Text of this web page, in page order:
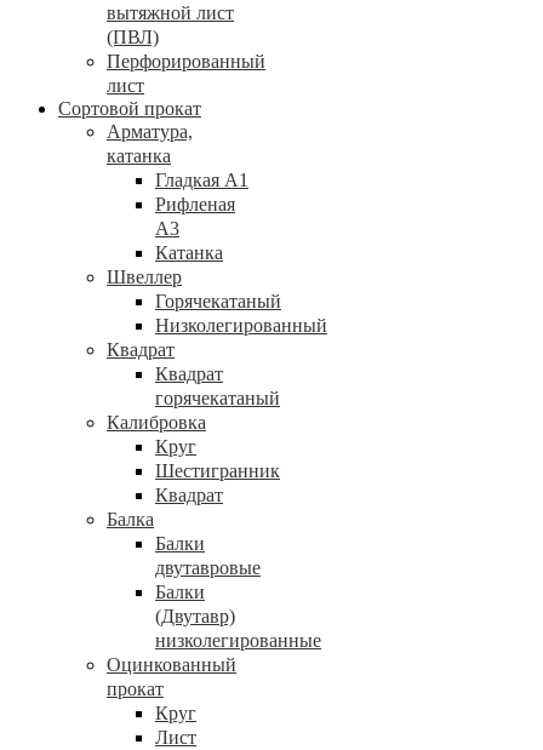
вытяжной лист
(ПВЛ)
Перфорированный
лист
Сортовой прокат
Арматура,
катанка
Гладкая А1
Рифленая
А3
Катанка
Швеллер
Горячекатаный
Низколегированный
Квадрат
Квадрат
горячекатаный
Калибровка
Круг
Шестигранник
Квадрат
Балка
Балки
двутавровые
Балки
(Двутавр)
низколегированные
Оцинкованный
прокат
Круг
Лист